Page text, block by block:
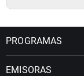
PROGRAMAS
EMISORAS